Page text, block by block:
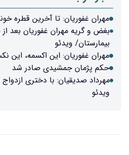
مهران غفوریان: تا آخرین قطره
بغض و گریه مهران غفوریان بعد
بیمارستان/ ویدئو
مهران غفوریان: این اکسمه، این
حکم پژمان جمشیدی صادر شد
مهرداد صدیقیان: با دختری
ویدئو